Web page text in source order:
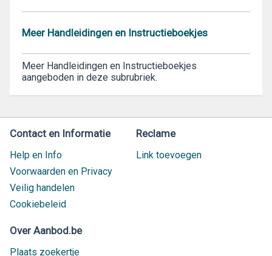
Meer Handleidingen en Instructieboekjes
Meer Handleidingen en Instructieboekjes
aangeboden in deze subrubriek.
Contact en Informatie
Help en Info
Voorwaarden en Privacy
Veilig handelen
Cookiebeleid
Reclame
Link toevoegen
Over Aanbod.be
Plaats zoekertje